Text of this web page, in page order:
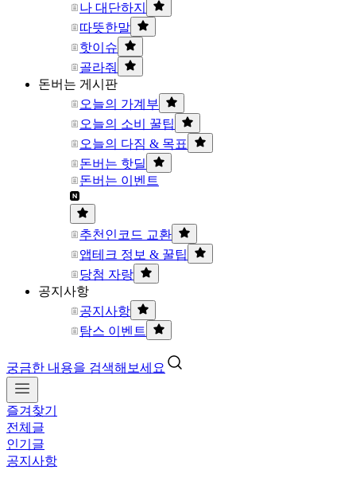
나 대단하지
따뜻한말
핫이슈
골라줘
돈버는 게시판
오늘의 가계부
오늘의 소비 꿀팁
오늘의 다짐 & 목표
돈버는 핫딜
돈버는 이벤트
추천인코드 교환
앱테크 정보 & 꿀팁
당첨 자랑
공지사항
공지사항
탐스 이벤트
궁금한 내용을 검색해보세요
즐겨찾기
전체글
인기글
공지사항